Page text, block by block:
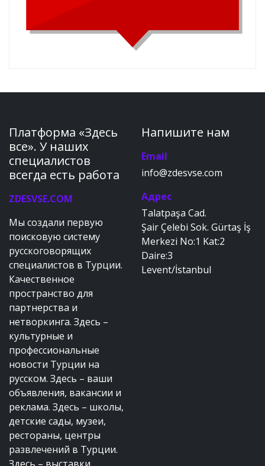
Платформа «Здесь
все». У наших
специалистов
всегда есть работа
ZDESVSE.COM
Мы создали первую
поисковую систему
русскоговорящих
специалистов в Турции.
Качественное
пространство для
партнерства и
нетворкинга. Здесь –
культурные и
профессиональные
новости Турции на
русском. Здесь – ваши
объявления, вакансии и
реклама. Здесь – школы,
детские сады, музеи,
рестораны, центры
развлечений в Турции.
Напишите нам
Email
info@zdesvse.com
Адрес
Talatpaşa Cad.
Şair Çelebi Sok. Gürtaş İş
Merkezi No:1 Kat:2
Daire:3
Levent/İstanbul